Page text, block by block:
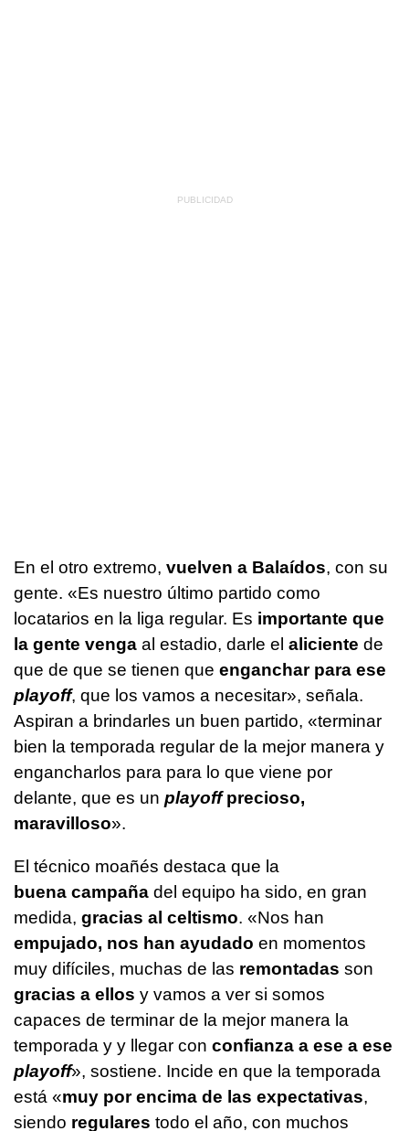
En el otro extremo, vuelven a Balaídos, con su
gente. «Es nuestro último partido como
locatarios en la liga regular. Es importante que
la gente venga al estadio, darle el aliciente de
que de que se tienen que enganchar para ese
playoff, que los vamos a necesitar», señala.
Aspiran a brindarles un buen partido, «terminar
bien la temporada regular de la mejor manera y
engancharlos para para lo que viene por
delante, que es un playoffprecioso,
maravilloso».
El técnico moañés destaca que la
buena campaña del equipo ha sido, en gran
medida, gracias al celtismo. «Nos han
empujado, nos han ayudado en momentos
muy difíciles, muchas de las remontadas son
gracias a ellos y vamos a ver si somos
capaces de terminar de la mejor manera la
temporada y y llegar con confianza a ese a ese
playoff», sostiene. Incide en que la temporada
está «muy por encima de las expectativas,
siendo regulares todo el año, con muchos